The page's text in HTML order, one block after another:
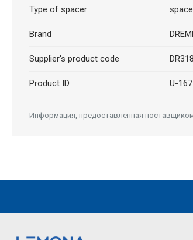
Type of spacer
Brand
Supplier's product code
Product ID U-
Информация, предоставленная